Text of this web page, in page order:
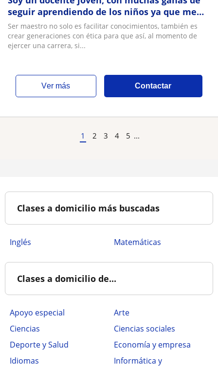
seguir aprendiendo de los niños ya que me
gusta mucho empatizarme de ellos
Ser maestro no solo es facilitar conocimientos, también es
crear generaciones con ética para que así, al momento de
ejercer una carrera, si...
ver más Contactar
1 2 3 4 5 ...
Clases a domicilio más buscadas
Inglés Matemáticas
Clases a domicilio de...
Apoyo especial
Arte
Ciencias
Ciencias sociales
Deporte y Salud
Economía y empresa
Idiomas
Informática y